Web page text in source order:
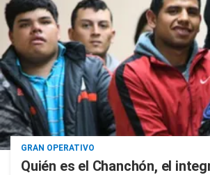
GRAN OPERATIVO
Quién es el Chanchón, el